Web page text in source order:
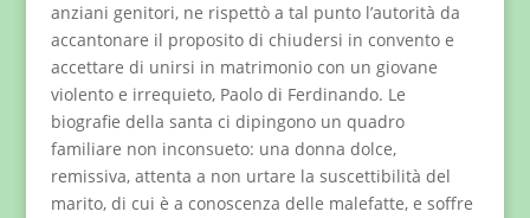
anziani genitori, ne rispettò a tal punto l’autorità da
accantonare il proposito di chiudersi in convento e
accettare di unirsi in matrimonio con un giovane
violento e irrequieto, Paolo di Ferdinando. Le
biografie della santa ci dipingono un quadro
familiare non inconsueto: una donna dolce,
remissiva, attenta a non urtare la suscettibilità del
marito, di cui è a conoscenza delle malefatte, e soffre